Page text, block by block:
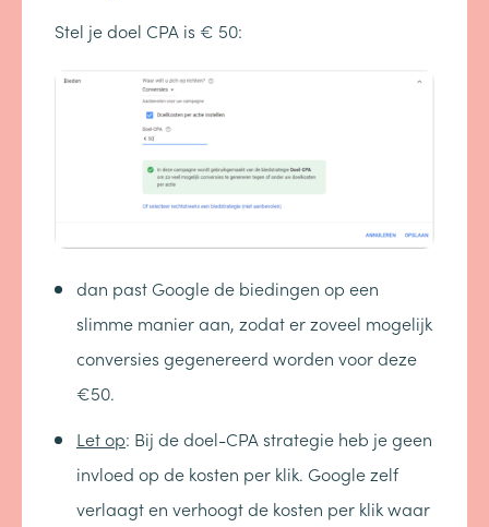
Stel je doel CPA is € 50:
dan past Google de biedingen op een
slimme manier aan, zodat er zoveel mogelijk
conversies gegenereerd worden voor deze
€50.
Let op: Bij de doel-CPA strategie heb je geen
invloed op de kosten per klik. Google zelf
verlaagt en verhoogt de kosten per klik waar